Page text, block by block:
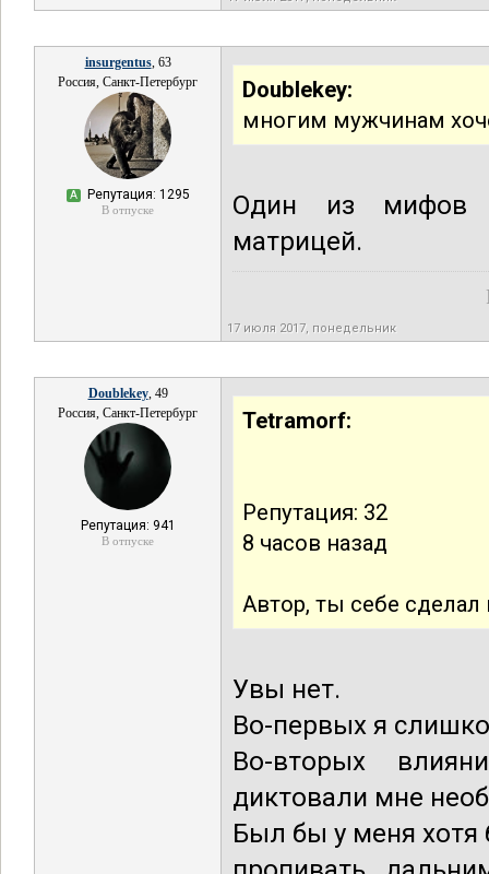
insurgentus, 63
Россия, Санкт-Петербург
А Репутация: 1295
В отпуске
Doublekey:
многим мужчинам
Один из мифов
матрицей.
17 июля 2017, понедельник
Doublekey, 49
Россия, Санкт-Петербург
Репутация: 941
В отпуске
Tetramorf:
Репутация: 32
8 часов назад
Автор, ты себе
Увы нет.
Во-первых я
Во-вторых
диктовали мне
Был бы у меня хотя